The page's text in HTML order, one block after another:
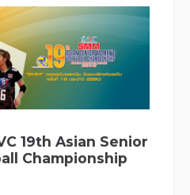
19th Asian Senior
Championship